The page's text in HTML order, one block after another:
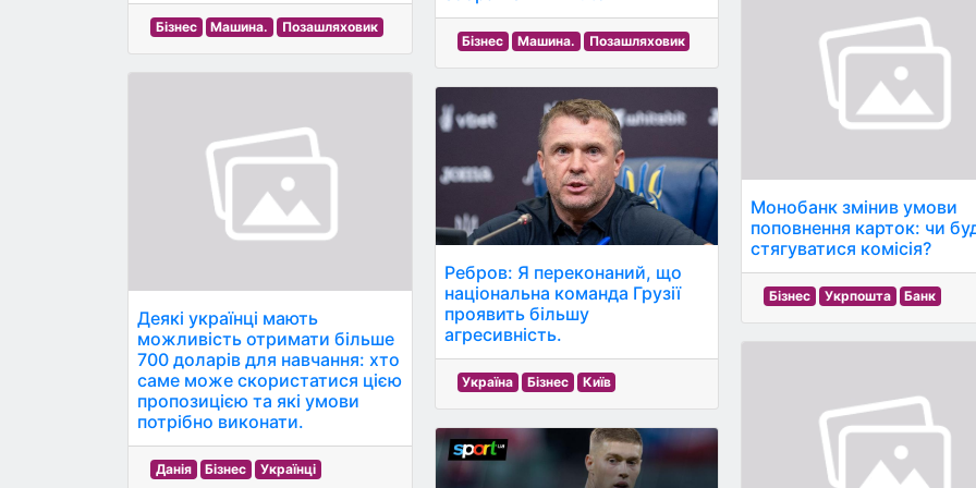
Бізнес Машина. Позашляховик
Деякі українці мають
можливість отримати більше
700 доларів для навчання: хто
саме може скористатися цією
пропозицією та які умови
потрібно виконати.
Данія Бізнес Українці
Бізнес Машина. Позашляховик
Ребров: Я переконаний, що
національна команда Грузії
проявить більшу
агресивність.
Україна Бізнес Київ
Монобанк змінив умови
поповнення карток: чи
стягуватися комісія?
Бізнес Укрпошта Банк